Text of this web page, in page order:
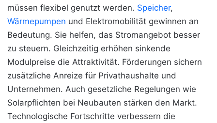
müssen flexibel genutzt werden. Speicher,
Wärmepumpen und Elektromobilität gewinnen an
Bedeutung. Sie helfen, das Stromangebot besser
zu steuern. Gleichzeitig erhöhen sinkende
Modulpreise die Attraktivität. Förderungen sichern
zusätzliche Anreize für Privathaushalte und
Unternehmen. Auch gesetzliche Regelungen wie
Solarpflichten bei Neubauten stärken den Markt.
Technologische Fortschritte verbessern die